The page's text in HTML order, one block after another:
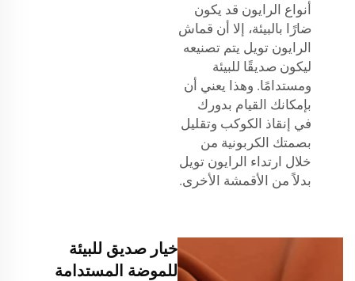
أنواع الرايون قد يكون
ضارًا بالبيئة، إلا أن قماش
الرايون تويل يتم تصنيعه
ليكون صديقًا للبيئة
ومستدامًا. وهذا يعني أن
بإمكانك القيام بدورك
في إنقاذ الكوكب وتقليل
بصمتك الكربونية من
خلال ارتداء الرايون تويل
بدلاً من الأقمشة الأخرى.
خيار صديق للبيئة
للموضة المستدامة